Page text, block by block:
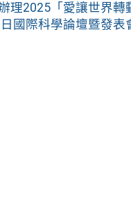
理2025「愛讓世界轉
國際科學論壇暨發表